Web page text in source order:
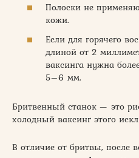
Полоски не
кожи.
Если для горячего
длиной от 2
ваксинга нужна
5–6 мм.
Бритвенный станок — это
холодный ваксинг этого
В отличие от бритвы, после